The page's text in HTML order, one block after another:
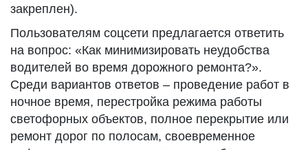
закреплен).
Пользователям соцсети предлагается ответить
на вопрос: «Как минимизировать неудобства
водителей во время дорожного ремонта?».
Среди вариантов ответов – проведение работ в
ночное время, перестройка режима работы
светофорных объектов, полное перекрытие или
ремонт дорог по полосам, своевременное